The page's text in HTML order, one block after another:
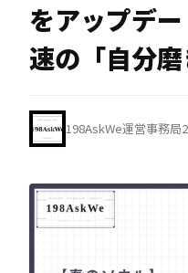
をアップデ
速の「自分
198AskWe運営事務局